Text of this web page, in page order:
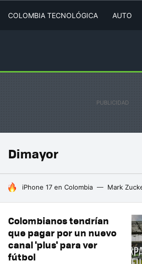
COLOMBIA TECNOLÓGICA AUTO
Dimayor
HOY SE HABLA DE
iPhone 17 en Colombia Mark
Colombianos tendrían
que pagar por un nuevo
canal 'plus' para ver
fútbol